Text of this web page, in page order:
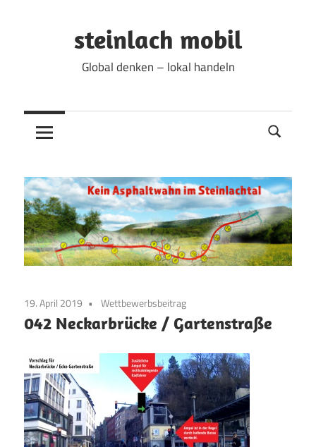
steinlach mobil
Global denken – lokal handeln
19. April 2019 Wettbewerbsbeitrag
042 Neckarbrücke / Gartenstraße